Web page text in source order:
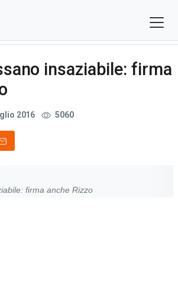
insaziabile: firma
2016 5060
firma anche Rizzo